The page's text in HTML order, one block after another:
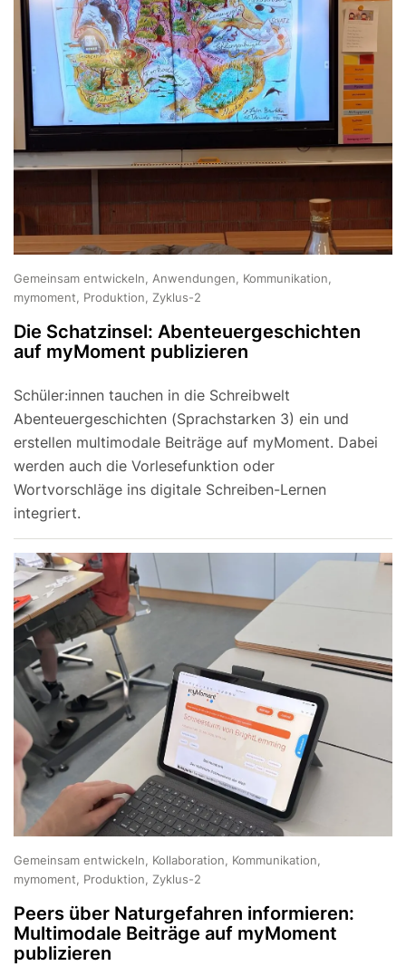
Gemeinsam entwickeln, Anwendungen, Kommunikation,
mymoment, Produktion, Zyklus-2
Die Schatzinsel: Abenteuergeschichten
auf myMoment publizieren
Schüler:innen tauchen in die Schreibwelt
Abenteuergeschichten (Sprachstarken 3) ein und
erstellen multimodale Beiträge auf myMoment. Dabei
werden auch die Vorlesefunktion oder
Wortvorschläge ins digitale Schreiben-Lernen
integriert.
Gemeinsam entwickeln, Kollaboration, Kommunikation,
mymoment, Produktion, Zyklus-2
Peers über Naturgefahren informieren:
Multimodale Beiträge auf myMoment
publizieren